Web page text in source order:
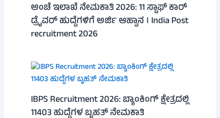
ಅಂಚೆ ಇಲಾಖೆ ನೇಮಕಾತಿ 2026: 11 ಸ್ಟಾಫ್ ಕಾರ್
ಡ್ರೈವರ್ ಹುದ್ದೆಗಳಿಗೆ ಅರ್ಜಿ ಆಹ್ವಾನ । India Post
recruitment 2026
IBPS Recruitment 2026: ಬ್ಯಾಂಕಿಂಗ್ ಕ್ಷೇತ್ರದಲ್ಲಿ
11403 ಹುದ್ದೆಗಳ ಬೃಹತ್ ನೇಮಕಾತಿ